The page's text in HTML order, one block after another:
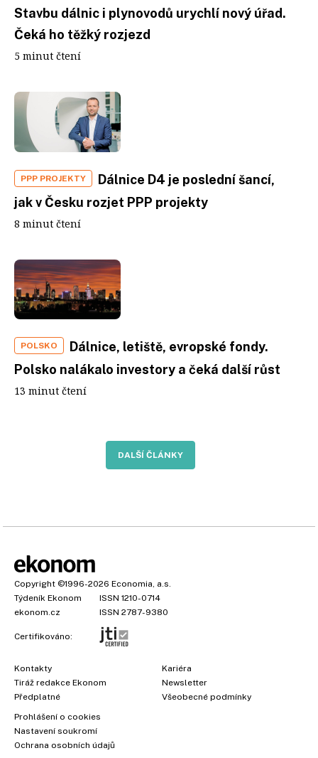
Stavbu dálnic i plynovodů urychlí nový úřad.
Čeká ho těžký rozjezd
5 minut čtení
PPP PROJEKTY
Dálnice D4 je poslední šancí,
jak v Česku rozjet PPP projekty
8 minut čtení
POLSKO
Dálnice, letiště, evropské fondy.
Polsko nalákalo investory a čeká další růst
13 minut čtení
DALŠÍ ČLÁNKY
Copyright ©1996-2026 Economia, a.s.
Týdeník Ekonom
ISSN 1210-0714
ekonom.cz
ISSN 2787-9380
Certifikováno:
Kontakty
Tiráž redakce Ekonom
Předplatné
Kariéra
Newsletter
Všeobecné podmínky
Prohlášení o cookies
Nastavení soukromí
Ochrana osobních údajů